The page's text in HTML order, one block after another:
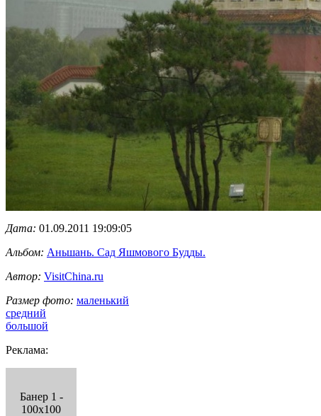
Дата: 01.09.2011 19:09:05
Альбом: Аньшань. Сад Яшмового Будды.
Автор: VisitChina.ru
Размер фото: маленький
средний
большой
Реклама:
Банер 1 -
100x100